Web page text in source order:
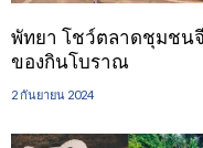
พัทยา โชว์ตลาดชุมชน
ของกินโบราณ
2 กันยายน 2024